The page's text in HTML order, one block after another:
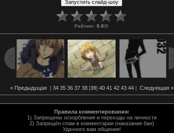
Рейтинг: 0.0/0
« Предыдущая| 34 35 36 37 38[39] 40 41 42 43 44| Следующая »
Правила комментирования:
1) Запрещены оскорбления и переходы на личности
2) Запрещён спам в комментарии (наказание бан)
Удачного вам общения!